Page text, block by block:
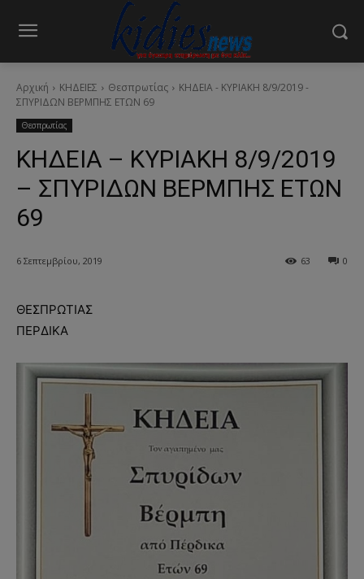
Αρχική ΚΗΔΕΙΕΣ Θεσπρωτίας
ΚΗΔΕΙΑ - ΚΥΡΙΑΚΗ 8/9/2019 -
ΣΠΥΡΙΔΩΝ ΒΕΡΜΠΗΣ ΕΤΩΝ 69
Θεσπρωτίας
ΚΗΔΕΙΑ – ΚΥΡΙΑΚΗ 8/9/2019
– ΣΠΥΡΙΔΩΝ ΒΕΡΜΠΗΣ ΕΤΩΝ
69
6 Σεπτεμβρίου, 2019 0
63
ΘΕΣΠΡΩΤΙΑΣ
ΠΕΡΔΙΚΑ